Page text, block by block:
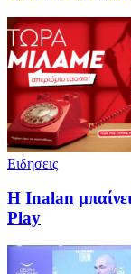
Ειδησεις
H Inalan
Play